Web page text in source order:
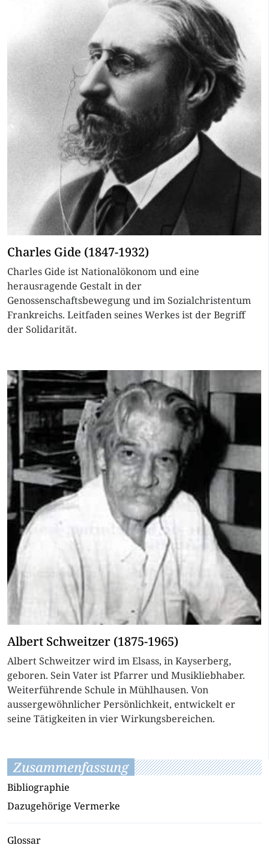
Charles Gide (1847-1932)
Charles Gide ist Nationalökonom und eine
herausragende Gestalt in der
Genossenschaftsbewegung und im Sozialchristentum
Frankreichs. Leitfaden seines Werkes ist der Begriff
der Solidarität.
Albert Schweitzer (1875-1965)
Albert Schweitzer wird im Elsass, in Kayserberg,
geboren. Sein Vater ist Pfarrer und Musikliebhaber.
Weiterführende Schule in Mühlhausen. Von
aussergewöhnlicher Persönlichkeit, entwickelt er
seine Tätigkeiten in vier Wirkungsbereichen.
Zusammenfassung
Bibliographie
Dazugehörige Vermerke
Glossar